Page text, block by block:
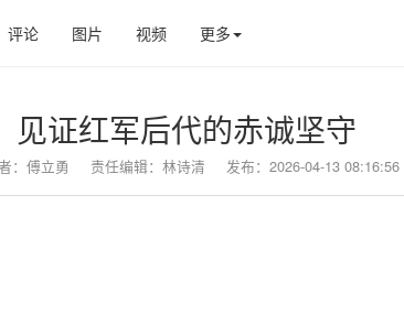
评论 图片 视频 更多
见证红军后代的赤诚坚守
：傅立勇 责任编辑：林诗清 发布：2026-04-13 08:16:56